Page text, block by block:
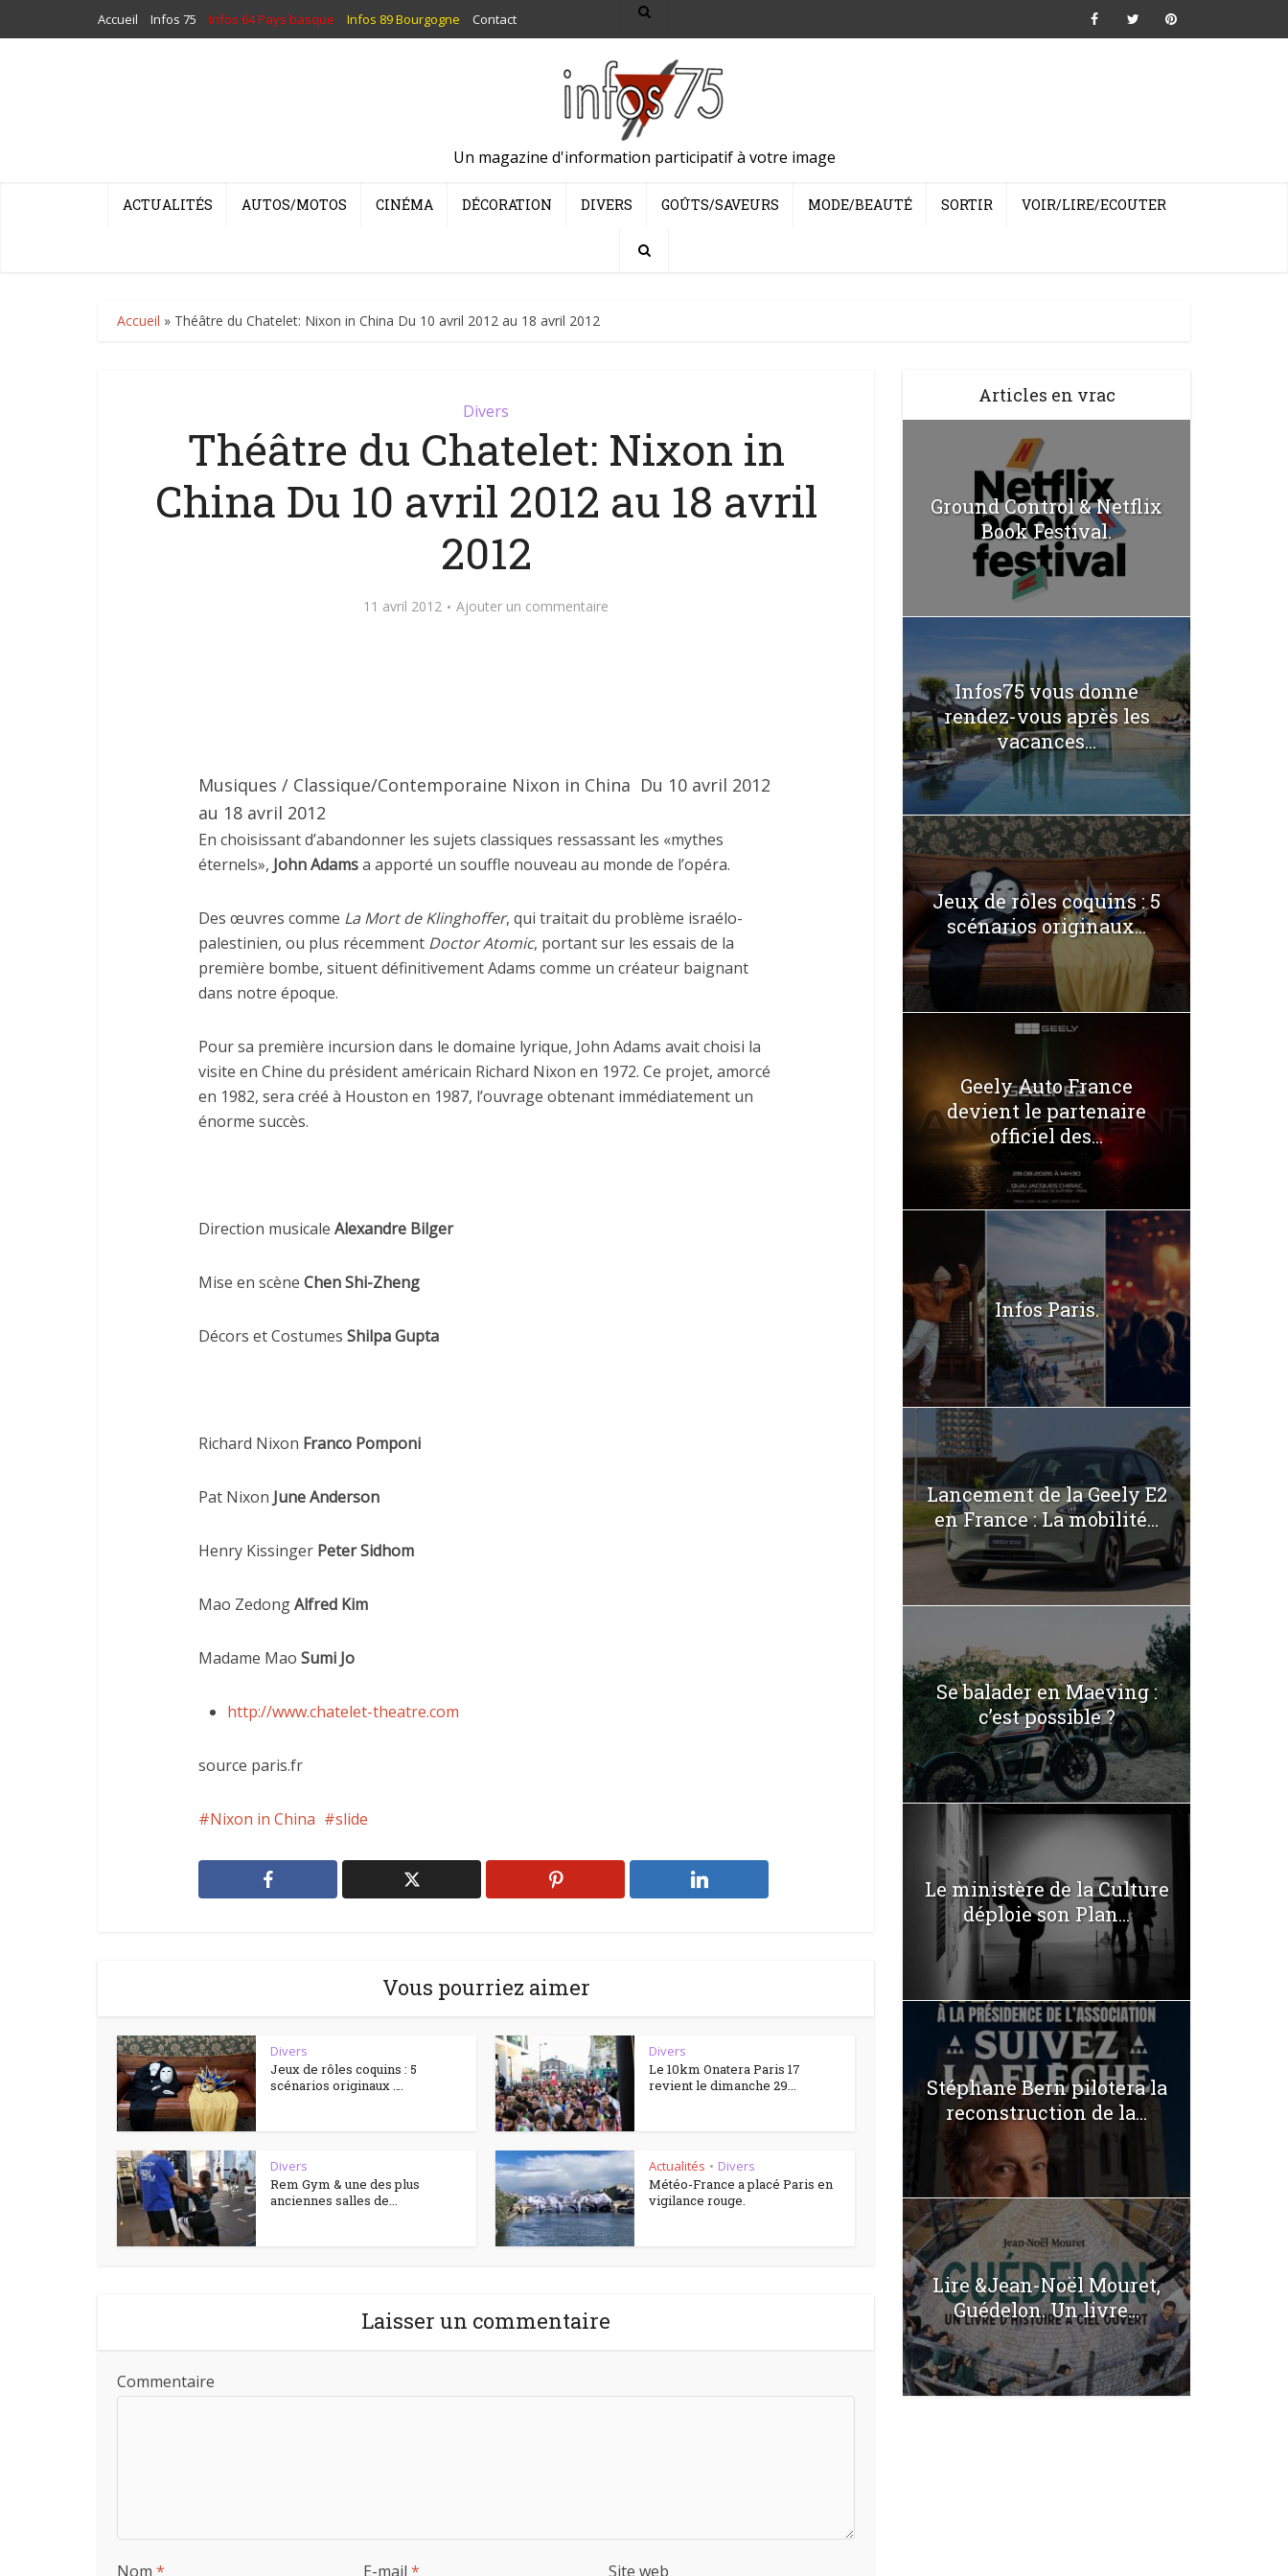
Accueil Infos 75 Infos 64 Pays basque Infos 89 Bourgogne Contact
Un magazine d'information participatif à votre image
ACTUALITÉS AUTOS/MOTOS CINÉMA DÉCORATION DIVERS GOÛTS/SAVEURS MODE/BEAUTÉ SORTIR VOIR/LIRE/ECOUTER
Accueil » Théâtre du Chatelet: Nixon in China Du 10 avril 2012 au 18 avril 2012
Divers
Théâtre du Chatelet: Nixon in
China Du 10 avril 2012 au 18 avril
2012
11 avril 2012 Ajouter un commentaire
Musiques / Classique/Contemporaine Nixon in China Du 10 avril 2012
au 18 avril 2012
En choisissant d’abandonner les sujets classiques ressassant les «mythes
éternels», John Adamsa apporté un souffle nouveau au monde de l’opéra.
Des œuvres comme La Mort de Klinghoffer, qui traitait du problème israélo-
palestinien, ou plus récemment Doctor Atomic, portant sur les essais de la
première bombe, situent définitivement Adams comme un créateur baignant
dans notre époque.
Pour sa première incursion dans le domaine lyrique, John Adams avait choisi la
visite en Chine du président américain Richard Nixon en 1972. Ce projet, amorcé
en 1982, sera créé à Houston en 1987, l’ouvrage obtenant immédiatement un
énorme succès.
Direction musicale Alexandre Bilger
Mise en scène Chen Shi-Zheng
Décors et Costumes Shilpa Gupta
Richard Nixon Franco Pomponi
Pat Nixon June Anderson
Henry Kissinger Peter Sidhom
Mao ZedongAlfred Kim
Madame Mao Sumi Jo
http://www.chatelet-theatre.com
source paris.fr
Nixon in China slide
Vous pourriez aimer
Divers
Jeux de rôles coquins : 5
scénarios originaux ….
Divers
Le 10km Onatera Paris 17
revient le dimanche 29...
Divers
Rem Gym & une des plus
anciennes salles de...
Actualités • Divers
Météo-France a placé Paris en
vigilance rouge.
Laisser un commentaire
Commentaire
Nom * E-mail * Site web
Articles en vrac
Ground Control & Netflix
Book Festival.
Infos75 vous donne
rendez-vous après les
vacances...
Jeux de rôles coquins : 5
scénarios originaux...
Geely Auto France
devient le partenaire
officiel des...
Infos Paris.
Lancement de la Geely E2
en France : La mobilité...
Se balader en Maeving :
c’est possible ?
Le ministère de la Culture
déploie son Plan...
Stéphane Bern pilotera la
reconstruction de la...
Lire &Jean-Noël Mouret,
Guédelon. Un livre...